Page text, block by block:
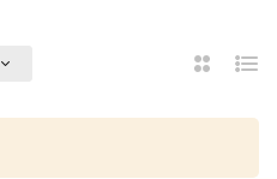
2
Lista